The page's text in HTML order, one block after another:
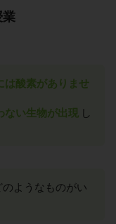
業
は酸素がありませ
ない生物が出現 し
ようなものがい